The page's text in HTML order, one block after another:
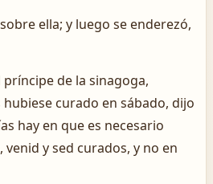
ella; y luego se enderezó,
de la sinagoga,
hubiese curado en sábado, dijo
hay en que es necesario
y sed curados, y no en